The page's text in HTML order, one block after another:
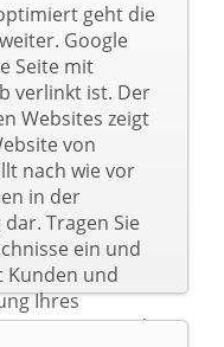
geht die
Google
Seite mit
verlinkt ist. Der
Websites zeigt
von
nach wie vor
in der
Tragen Sie
ein und
Kunden und
Ihres
oder